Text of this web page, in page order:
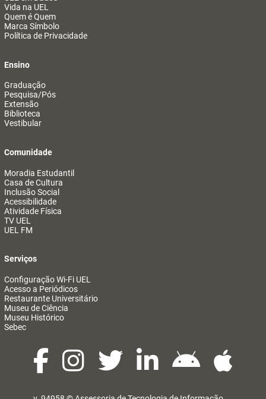
Vida na UEL
Quem é Quem
Marca Símbolo
Política de Privacidade
Ensino
Graduação
Pesquisa/Pós
Extensão
Biblioteca
Vestibular
Comunidade
Moradia Estudantil
Casa de Cultura
Inclusão Social
Acessibilidade
Atividade Física
TV UEL
UEL FM
Serviços
Configuração Wi-Fi UEL
Acesso a Periódicos
Restaurante Universitário
Museu de Ciência
Museu Histórico
Sebec